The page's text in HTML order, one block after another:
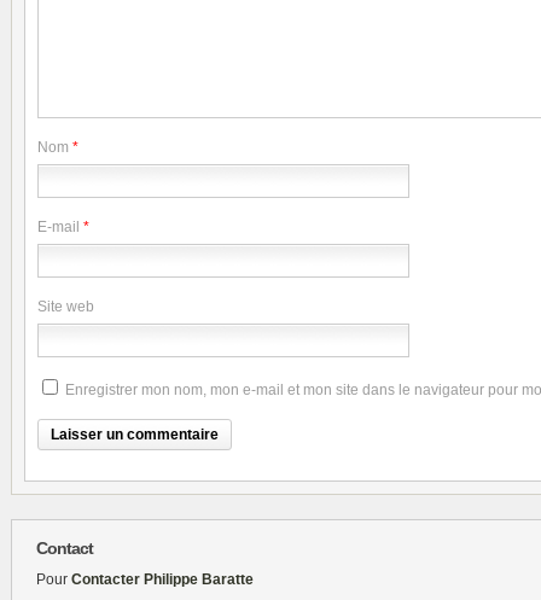
Nom *
E-mail *
Site web
Enregistrer mon nom, mon e-mail et mon site dans le navigateur pour
Contact
Pour Contacter Philippe Baratte